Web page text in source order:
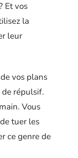
Et vos
la
leur
vos plans
de répulsif.
Vous
tuer les
ce genre de